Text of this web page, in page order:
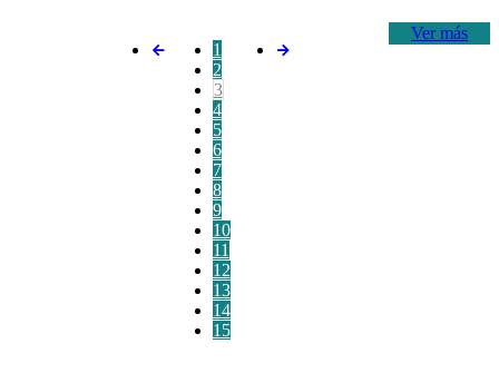
Ver más
1
2
3
4
5
6
7
8
9
10
11
12
13
14
15